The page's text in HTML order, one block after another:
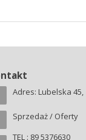
Adres: Lubelska 45,
Sprzedaż / Oferty
TEL : 89 5376630